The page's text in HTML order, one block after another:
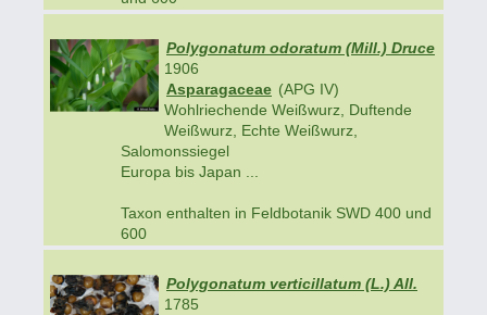
Polygonatum odoratum (Mill.) Druce
1906
Asparagaceae (APG IV)
Wohlriechende Weißwurz, Duftende
Weißwurz, Echte Weißwurz,
Salomonssiegel
Europa bis Japan ...
Taxon enthalten in Feldbotanik SWD 400 und
600
Polygonatum verticillatum (L.) All.
1785